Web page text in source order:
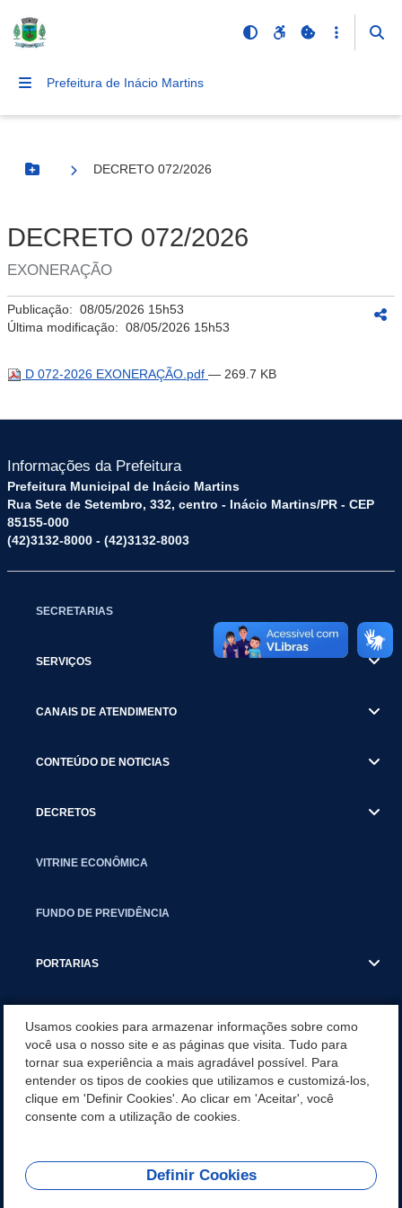
Prefeitura de Inácio Martins
Botão Menu
DECRETO 072/2026
DECRETO 072/2026
EXONERAÇÃO
Publicação: 08/05/2026 15h53
Última modificação: 08/05/2026 15h53
D 072-2026 EXONERAÇÃO.pdf — 269.7 KB
Informações da Prefeitura
Prefeitura Municipal de Inácio Martins
Rua Sete de Setembro, 332, centro - Inácio Martins/PR - CEP
85155-000
(42)3132-8000 - (42)3132-8003
SECRETARIAS
SERVIÇOS
CANAIS DE ATENDIMENTO
CONTEÚDO DE NOTICIAS
DECRETOS
VITRINE ECONÔMICA
FUNDO DE PREVIDÊNCIA
PORTARIAS
CONCURSO/PSS/CONVOCAÇÃO
INCENTIVOS PÚBLICOS À PROJETOS CULTURAIS - INÁCIO
MARTINS PR
REDES SOCIAIS
Usamos cookies para armazenar informações sobre como
você usa o nosso site e as páginas que visita. Tudo para
tornar sua experiência a mais agradável possível. Para
entender os tipos de cookies que utilizamos e customizá-los,
clique em 'Definir Cookies'. Ao clicar em 'Aceitar', você
consente com a utilização de cookies.
Definir Cookies